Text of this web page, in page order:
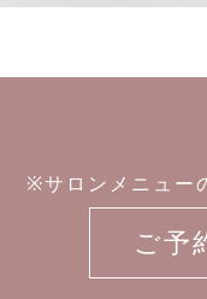
※サロンメニュー
ご予